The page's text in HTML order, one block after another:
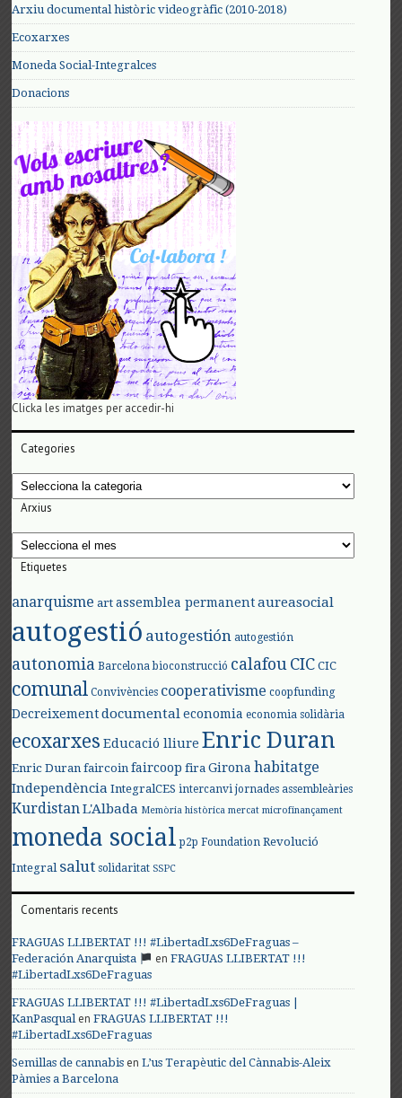
Arxiu documental històric videogràfic (2010-2018)
Ecoxarxes
Moneda Social-Integralces
Donacions
Clicka les imatges per accedir-hi
Categories
Categories
Arxius
Arxius
Etiquetes
anarquisme art assemblea permanent aureasocial
autogestió autogestión autogestión
autonomia Barcelona bioconstrucció calafouCIC CIC
comunal Convivències cooperativisme coopfunding
Decreixement documental economia economia solidària
ecoxarxes Educació lliure Enric Duran
Enric Duran faircoin faircoop fira Girona habitatge
Independència IntegralCES intercanvi jornades assembleàries
KurdistanL'Albada Memòria històrica mercat microfinançament
moneda social p2p Foundation Revolució
Integral salut solidaritat SSPC
Comentaris recents
FRAGUAS LLIBERTAT !!! #LibertadLxs6DeFraguas –
Federación Anarquista
enFRAGUAS LLIBERTAT !!!
#LibertadLxs6DeFraguas
FRAGUAS LLIBERTAT !!! #LibertadLxs6DeFraguas |
KanPasqualenFRAGUAS LLIBERTAT !!!
#LibertadLxs6DeFraguas
Semillas de cannabis enL’us Terapèutic del Cànnabis-Aleix
Pàmies a Barcelona